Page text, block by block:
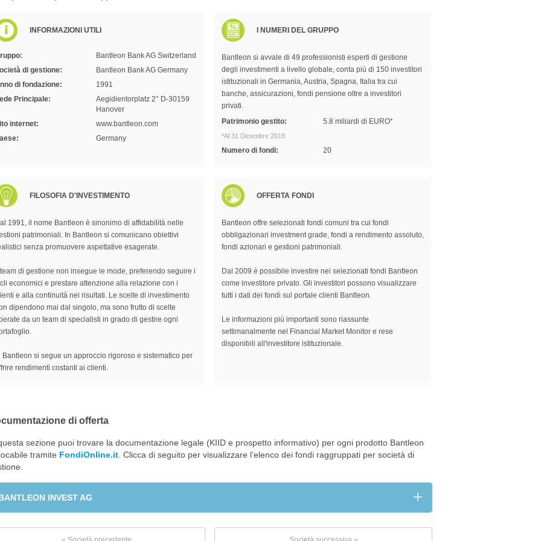
INFORMAZIONI UTILI
Bantleon Bank AG Switzerland
di gestione:
Bantleon Bank AG Germany
di fondazione:
1991
Principale:
Aegidientorplatz 2° D-30159
Hanover
internet:
www.bantleon.com
Germany
I NUMERI DEL GRUPPO
Bantleon si avvale di 49 professionisti esperti di gestione
degli investimenti a livello globale, conta più di 150 investitori
istituzionali in Germania, Austria, Spagna, Italia tra cui
banche, assicurazioni, fondi pensione oltre a investitori
privati.
Patrimonio gestito:
5.8 miliardi di EURO*
*Al 31 Dicembre 2018
Numero di fondi: 20
FILOSOFIA D'INVESTIMENTO
1991, il nome Bantleon è sinonimo di affidabilità nelle
patrimoniali. In Bantleon si comunicano obiettivi
senza promuovere aspettative esagerate.
di gestione non insegue le mode, preferendo seguire i
economici e prestare attenzione alla relazione con i
e alla continuità nei risultati. Le scelte di investimento
dipendono mai dal singolo, ma sono frutto di scelte
da un team di specialisti in grado di gestire ogni
Bantleon si segue un approccio rigoroso e sistematico per
rendimenti costanti ai clienti.
OFFERTA FONDI
Bantleon offre selezionati fondi comuni tra cui ​​fondi
obbligazionari investment grade, fondi a rendimento assoluto,
fondi azionari e gestioni patrimoniali.
Dal 2009 è possibile investire nei selezionati fondi Bantleon
come investitore privato. Gli investitori possono visualizzare
tutti i dati dei fondi sul portale clienti Bantleon.
Le informazioni più importanti sono riassunte
settimanalmente nel Financial Market Monitor e rese
disponibili all'investitore istituzionale.
di offerta
sezione puoi trovare la documentazione legale (KIID e prospetto informativo) per ogni prodotto Bantleon
tramite FondiOnline.it. Clicca di seguito per visualizzare l’elenco dei fondi raggruppati per società di
INVEST AG